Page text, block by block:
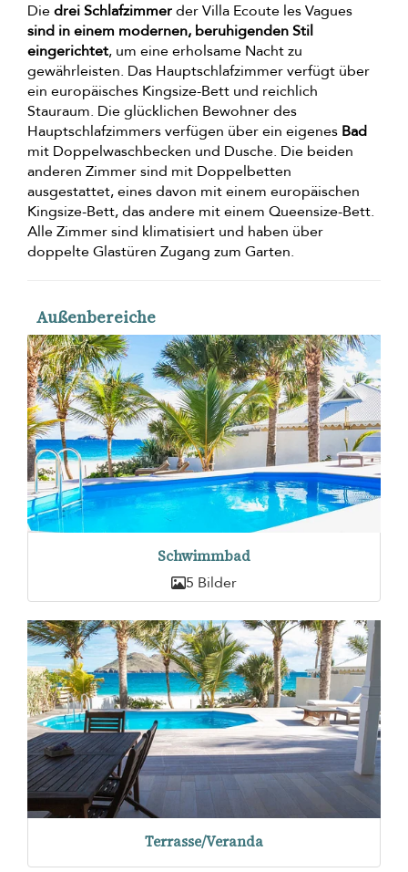
Diedrei Schlafzimmerder Villa Ecoute les Vagues
sind in einem modernen, beruhigenden Stil
eingerichtet, um eine erholsame Nacht zu
gewährleisten. Das Hauptschlafzimmer verfügt über
ein europäisches Kingsize-Bett und reichlich
Stauraum. Die glücklichen Bewohner des
Hauptschlafzimmers verfügen über ein eigenes Bad
mit Doppelwaschbecken und Dusche. Die beiden
anderen Zimmer sind mit Doppelbetten
ausgestattet, eines davon mit einem europäischen
Kingsize-Bett, das andere mit einem Queensize-Bett.
Alle Zimmer sind klimatisiert und haben über
doppelte Glastüren Zugang zum Garten.
Außenbereiche
Schwimmbad
5 Bilder
Terrasse/Veranda